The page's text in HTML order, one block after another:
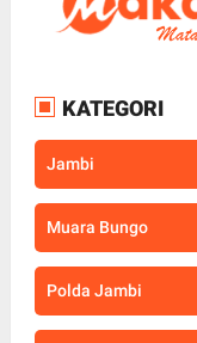
KATEGORI
Jambi
Muara Bungo
Polda Jambi